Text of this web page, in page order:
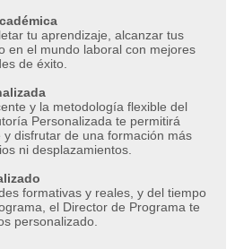
tu aprendizaje, alcanzar tus
en el mundo laboral con mejores
de éxito.
y la metodología flexible del
Personalizada te permitirá
disfrutar de una formación más
ni desplazamientos.
formativas y reales, y del tiempo
el Director de Programa te
personalizado.